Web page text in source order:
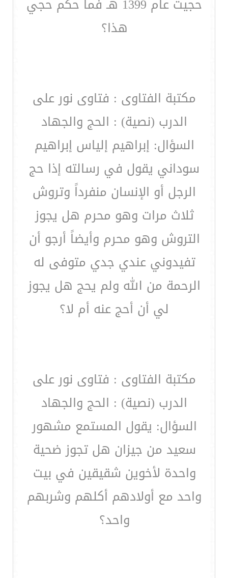
هذا؟
مكتبة الفتاوى : فتاوى نور على
الدرب (نصية) : الحج والجهاد
السؤال: إبراهيم إلياس إبراهيم
سوداني يقول في رسالته إذا حج
الرجل أو الإنسان منفرداً وتروش
ثلاث مرات وهو محرم هل يجوز
التروش وهو محرم وأيضاً أرجو أن
تفيدوني عندي جدي متوفى له
الرحمة من الله ولم يحج هل يجوز
لي أن أحج عنه أم لا؟
مكتبة الفتاوى : فتاوى نور على
الدرب (نصية) : الحج والجهاد
السؤال: يقول المستمع مشهور
سعيد من جيزان هل تجوز ضحية
واحدة لأخوين شقيقين في بيت
واحد مع أولادهم أكلهم وشربهم
واحد؟